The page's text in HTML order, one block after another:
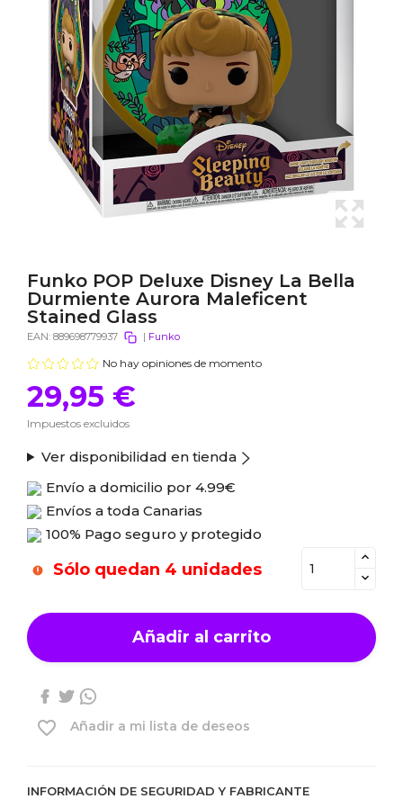
Funko POP Deluxe Disney La Bella
Durmiente Aurora Maleficent
Stained Glass
EAN: 889698779937 | Funko
No hay opiniones de momento
29,95 €
Impuestos excluidos
Ver disponibilidad en tienda
Envío a domicilio por 4.99€
Envíos a toda Canarias
100% Pago seguro y protegido
Sólo quedan 4 unidades
Añadir al carrito
favorite_border Añadir a mi lista de deseos
INFORMACIÓN DE SEGURIDAD Y FABRICANTE